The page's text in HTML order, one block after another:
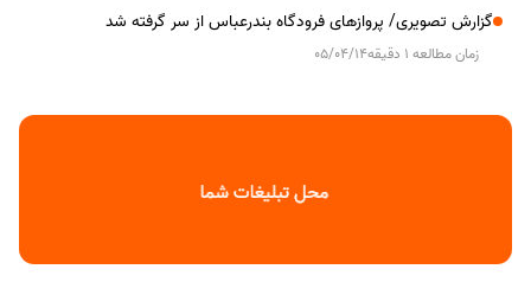
گزارش تصویری/ پروازهای فرودگاه بندرعباس از سر گرفته شد
زمان مطالعه 1 دقیقه 05/04/14